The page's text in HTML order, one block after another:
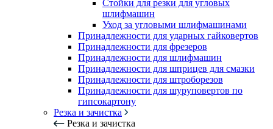
Стойки для резки для угловых
шлифмашин
Уход за угловыми шлифмашинами
Принадлежности для ударных гайковертов
Принадлежности для фрезеров
Принадлежности для шлифмашин
Принадлежности для шприцев для смазки
Принадлежности для штроборезов
Принадлежности для шуруповертов по
гипсокартону
Резка и зачистка
Резка и зачистка